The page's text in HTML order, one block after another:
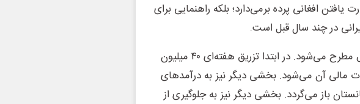
یافتن افغانی پرده برمی‌دارد؛ بلکه راهنمایی برای
در چند سال قبل است.
سه عامل به‌عنوان بخشی از این ارزش مطرح می‌شود. در ابتدا تزریق هفته‌ای ۴۰ میلیون
مالی آن می‌شود. بخشی دیگر نیز به درآمدهای
باز می‌گردد. بخشی دیگر نیز به جلوگیری از